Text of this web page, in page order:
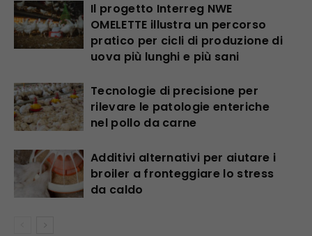
Il progetto Interreg NWE
OMELETTE illustra un percorso
pratico per cicli di produzione di
uova più lunghi e più sani
Tecnologie di precisione per
rilevare le patologie enteriche
nel pollo da carne
Additivi alternativi per aiutare i
broiler a fronteggiare lo stress
da caldo